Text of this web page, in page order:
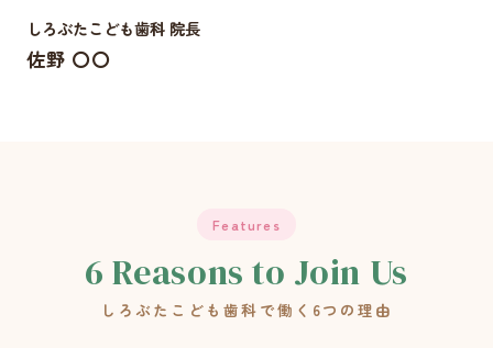
しろぶたこども歯科 院長
佐野 〇〇
Features
6 Reasons to Join Us
しろぶたこども歯科で働く6つの理由